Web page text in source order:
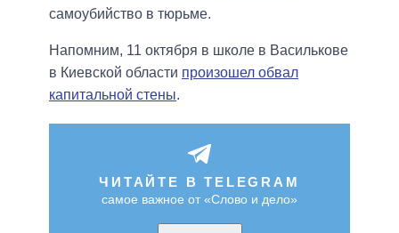
самоубийство в тюрьме.
Напомним, 11 октября в школе в Василькове
в Киевской области произошел обвал
капитальной стены.
ЧИТАЙТЕ В TELEGRAM
самое важное от «Слово и дело»